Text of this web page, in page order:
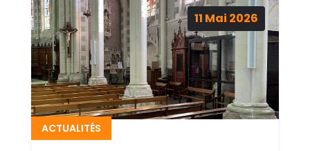
ACTUALITÉS
11 Mai 2026